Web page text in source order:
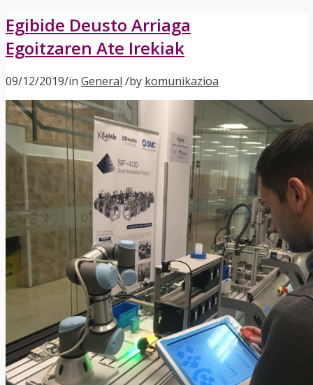
Egibide Deusto Arriaga
Egoitzaren Ate Irekiak
09/12/2019/in General /by komunikazioa